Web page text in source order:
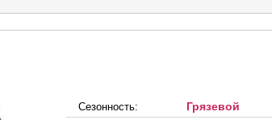
Сезонность: Грязевой